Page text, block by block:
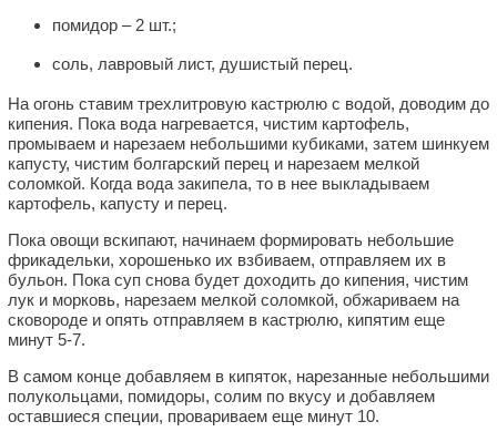
помидор – 2 шт.;
соль, лавровый лист, душистый перец.
На огонь ставим трехлитровую кастрюлю с водой, доводим до
кипения. Пока вода нагревается, чистим картофель,
промываем и нарезаем небольшими кубиками, затем шинкуем
капусту, чистим болгарский перец и нарезаем мелкой
соломкой. Когда вода закипела, то в нее выкладываем
картофель, капусту и перец.
Пока овощи вскипают, начинаем формировать небольшие
фрикадельки, хорошенько их взбиваем, отправляем их в
бульон. Пока суп снова будет доходить до кипения, чистим
лук и морковь, нарезаем мелкой соломкой, обжариваем на
сковороде и опять отправляем в кастрюлю, кипятим еще
минут 5-7.
В самом конце добавляем в кипяток, нарезанные небольшими
полукольцами, помидоры, солим по вкусу и добавляем
оставшиеся специи, провариваем еще минут 10.